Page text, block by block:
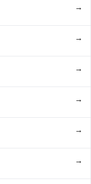
→
→
→
→
→
→